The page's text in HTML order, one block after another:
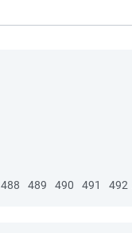
488 489 490 491 492